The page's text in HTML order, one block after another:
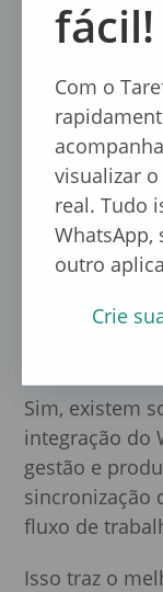
simplicidade e
Embora
ofereçam
combinado
atender à
controle de
É
Sim, existem
integração do
gestão e
sincronização
fluxo de
Isso traz o
fácil!
Com o
visualizar
real. Tudo
WhatsApp,
outro
Crie